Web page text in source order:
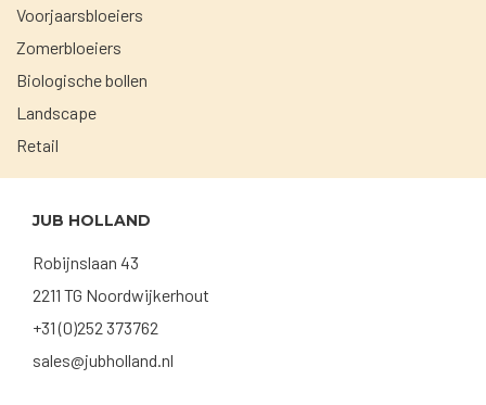
Voorjaarsbloeiers
Zomerbloeiers
Biologische bollen
Landscape
Retail
JUB HOLLAND
Robijnslaan 43
2211 TG Noordwijkerhout
+31 (0)252 373762
sales@jubholland.nl